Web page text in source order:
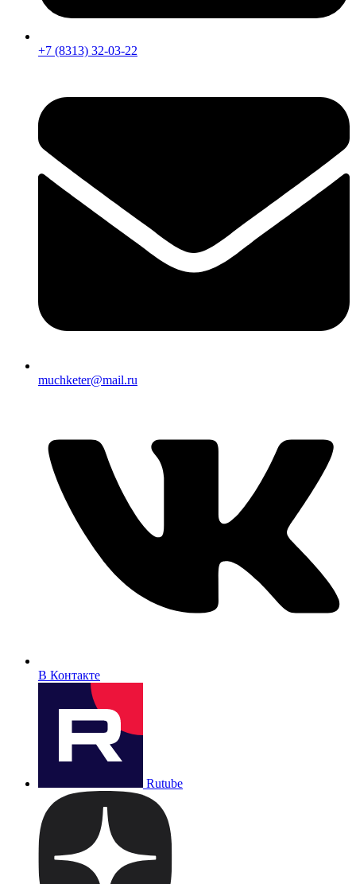
+7 (8313) 32-03-22
muchketer@mail.ru
В Контакте
Rutube